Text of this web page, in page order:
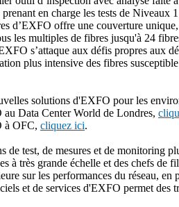
prenant en charge les tests de
d’EXFO offre une couverture
les multiples de fibres jusqu'à 24
s’attaque aux défis propres aux
plus intensive des fibres
solutions d'EXFO pour les
Data Center World de Londres,
à OFC, cliquez ici.
de test, de mesures et de monitoring
à très grande échelle et des chefs
sur les performances du réseau,
et de services d'EXFO permet des